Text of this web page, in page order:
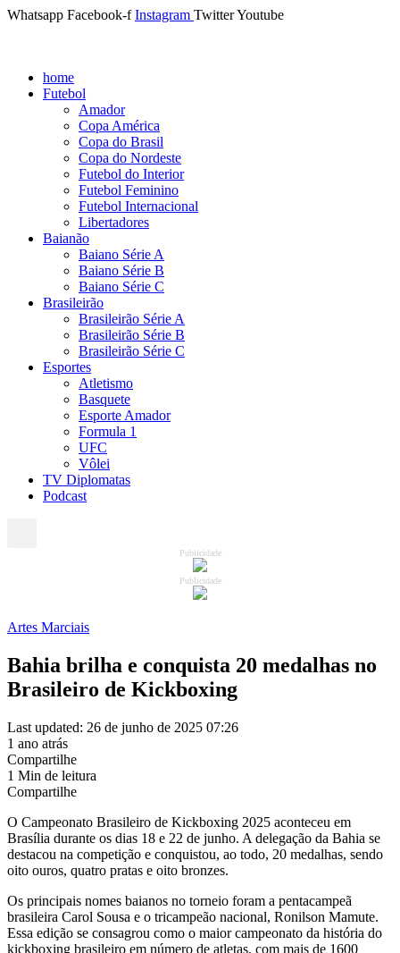
Whatsapp Facebook-f Instagram TwitterYoutube
home
Futebol
Amador
Copa América
Copa do Brasil
Copa do Nordeste
Futebol do Interior
Futebol Feminino
Futebol Internacional
Libertadores
Baianão
Baiano Série A
Baiano Série B
Baiano Série C
Brasileirão
Brasileirão Série A
Brasileirão Série B
Brasileirão Série C
Esportes
Atletismo
Basquete
Esporte Amador
Formula 1
UFC
Vôlei
TV Diplomatas
Podcast
Publicidade
Publicidade
Artes Marciais
Bahia brilha e conquista 20 medalhas no
Brasileiro de Kickboxing
Last updated: 26 de junho de 2025 07:26
1 ano atrás
Compartilhe
1 Min de leitura
Compartilhe
O Campeonato Brasileiro de Kickboxing 2025 aconteceu em
Brasília durante os dias 18 e 22 de junho. A delegação da Bahia se
destacou na competição e conquistou, ao todo, 20 medalhas, sendo
oito ouros, quatro pratas e oito bronzes.
Os principais nomes baianos no torneio foram a pentacampeã
brasileira Carol Sousa e o tricampeão nacional, Ronilson Mamute.
Essa edição se consagrou como o maior campeonato da história do
kickboxing brasileiro em número de atletas, com mais de 1600